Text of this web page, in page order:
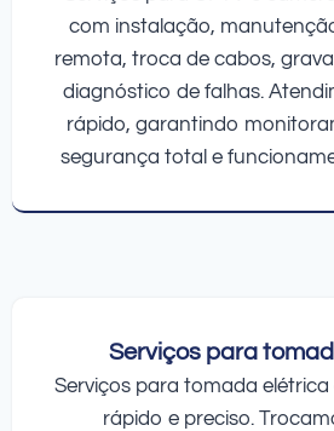
com instalação,
remota, troca de cabos,
diagnóstico de falhas.
rápido, garantindo
segurança total e
Serviços para
Serviços para tomada
rápido e preciso.